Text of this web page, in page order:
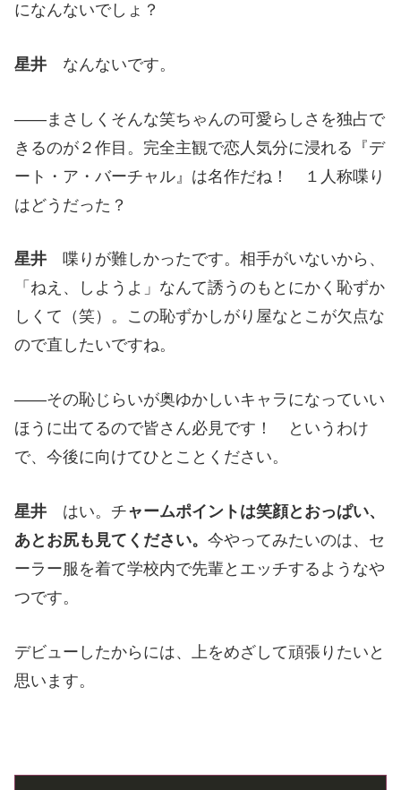
になんないでしょ？
星井 なんないです。
——まさしくそんな笑ちゃんの可愛らしさを独占で
きるのが２作目。完全主観で恋人気分に浸れる『デ
ート・ア・バーチャル』は名作だね！ １人称喋り
はどうだった？
星井 喋りが難しかったです。相手がいないから、
「ねえ、しようよ」なんて誘うのもとにかく恥ずか
しくて（笑）。この恥ずかしがり屋なとこが欠点な
ので直したいですね。
——その恥じらいが奥ゆかしいキャラになっていい
ほうに出てるので皆さん必見です！ というわけ
で、今後に向けてひとことください。
星井 はい。チャームポイントは笑顔とおっぱい、
あとお尻も見てください。 今やってみたいのは、セ
ーラー服を着て学校内で先輩とエッチするようなや
つです。
デビューしたからには、上をめざして頑張りたいと
思います。